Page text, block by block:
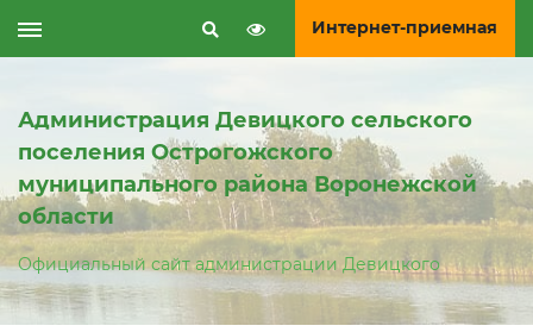
Интернет-приемная
Администрация Девицкого сельского
поселения Острогожского
муниципального района Воронежской
области
Официальный сайт администрации Девицкого